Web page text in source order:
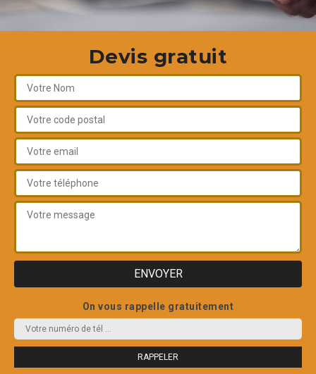
Devis gratuit
On vous rappelle gratuitement